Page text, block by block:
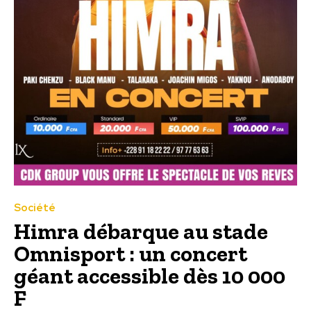
Société
Himra débarque au stade
Omnisport : un concert
géant accessible dès 10 000
F